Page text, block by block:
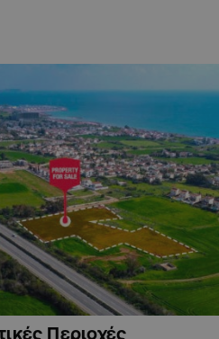
Περιοχές